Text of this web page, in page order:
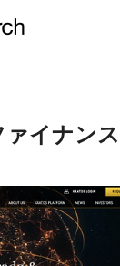
イナンス